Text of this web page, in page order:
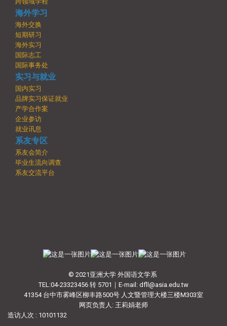
海外学习
海外交换
短期研习
海外实习
国际志工
国际事务处
实习与就业
国内实习
品牌实习保证就业
产学合作案
企业参访
就业讯息
系友专区
系友会简介
毕业生流向调查
系友交流平台
© 2021亚洲大学 外国语文学系
TEL:04-23323456 转 5701｜E-mail: dfll@asia.edu.tw
41354 台中市雾峰区柳丰路500号 人文暨管理大楼三楼M303室
网页负责人: 王莉娟老师
造访人次 : 10101132